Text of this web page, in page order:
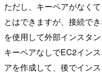
ただし、キーペアがなく
とはできますが、接続で
を使用して外部インスタン
キーペアなしでEC2イン
アを作成して、後でイン